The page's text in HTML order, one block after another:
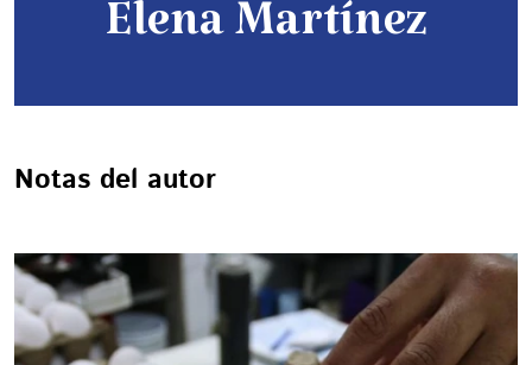
Elena Martínez
Notas del autor